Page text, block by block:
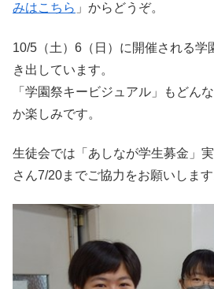
みはこちら 」からどうぞ。
10/5（土）6（日）に開催される学
き出しています。
「学園祭キービジュアル」もどん
か楽しみです。
生徒会では「あしなが学生募金」
さん7/20までご協力をお願いします